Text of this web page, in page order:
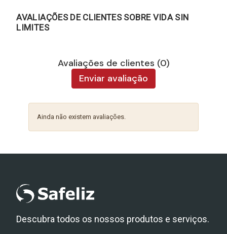
AVALIAÇÕES DE CLIENTES SOBRE VIDA SIN
LIMITES
Avaliações de clientes (0)
Enviar avaliação
Ainda não existem avaliações.
Descubra todos os nossos produtos e serviços.